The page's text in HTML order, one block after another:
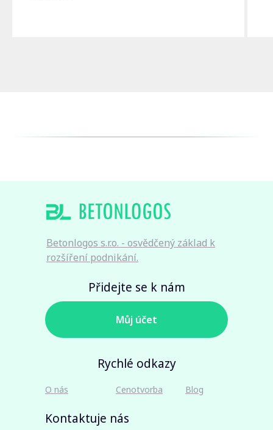
O nás
Rychlé odkazy
Přidejte se k nám
Kontaktuje nás
Blog
Cenotvorba
Мůj účet
Betonlogos s.r.o. - osvědčený základ k
rozšíření podnikání.